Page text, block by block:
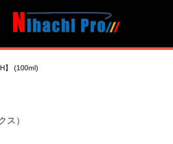
】 (100ml)
ス）